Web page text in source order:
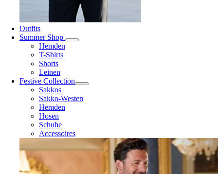
Outfits
Summer Shop
Hemden
T-Shirts
Shorts
Leinen
Festive Collection
Sakkos
Sakko-Westen
Hemden
Hosen
Schuhe
Accessoires